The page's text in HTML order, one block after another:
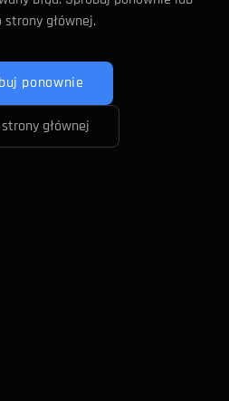
strony głównej.
ponownie
głównej